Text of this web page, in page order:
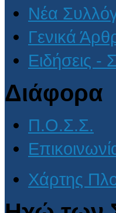
Νέα
Γενικά
Ειδήσεις -
Διάφορα
Π.Ο.Σ.Σ.
Χάρτης